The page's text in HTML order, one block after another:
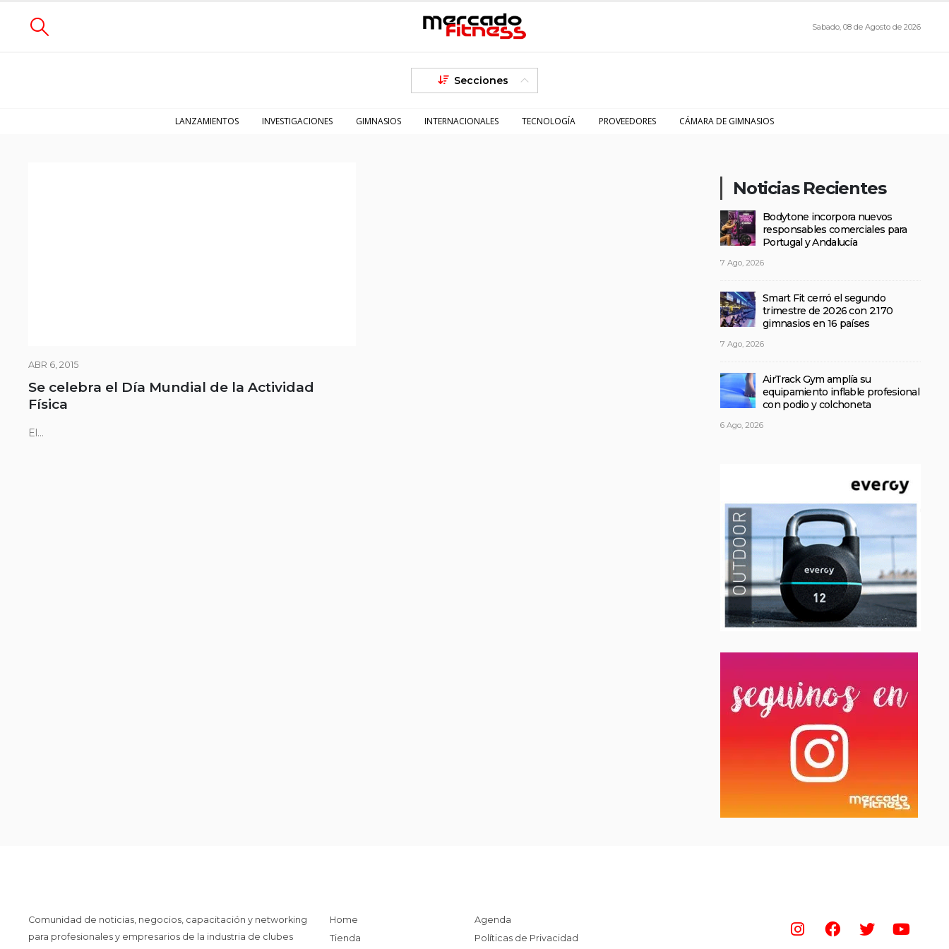
Sabado, 08 de Agosto de 2026
Secciones
LANZAMIENTOS INVESTIGACIONES GIMNASIOS INTERNACIONALES TECNOLOGÍA PROVEEDORES CÁMARA DE GIMNASIOS
ABR 6, 2015
Se celebra el Día Mundial de la Actividad
Física
El...
Noticias Recientes
Bodytone incorpora nuevos
responsables comerciales para
Portugal y Andalucía
7 Ago, 2026
Smart Fit cerró el segundo
trimestre de 2026 con 2.170
gimnasios en 16 países
7 Ago, 2026
AirTrack Gym amplía su
equipamiento inflable profesional
con podio y colchoneta
6 Ago, 2026
Comunidad de noticias, negocios, capacitación y networking
para profesionales y empresarios de la industria de clubes
Home
Tienda
Agenda
Políticas de Privacidad